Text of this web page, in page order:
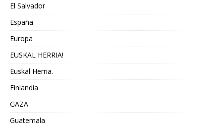
El Salvador
España
Europa
EUSKAL HERRIA!
Euskal Herria.
Finlandia
GAZA
Guatemala